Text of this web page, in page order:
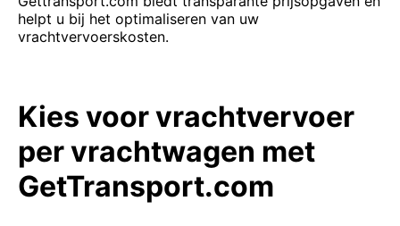
helpt u bij het optimaliseren van uw
vrachtvervoerskosten.
Kies voor vrachtvervoer
per vrachtwagen met
GetTransport.com